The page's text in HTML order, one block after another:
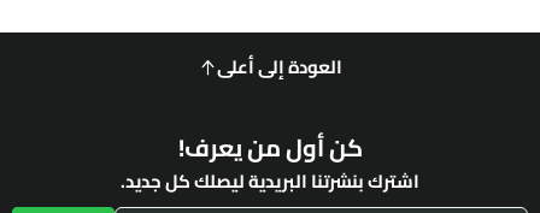
العودة إلى أعلى
كن أول من يعرف!
اشترك بنشرتنا البريدية ليصلك كل جديد.